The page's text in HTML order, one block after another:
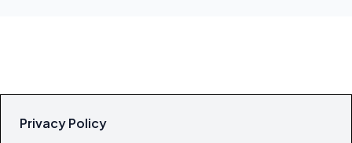
Privacy Policy